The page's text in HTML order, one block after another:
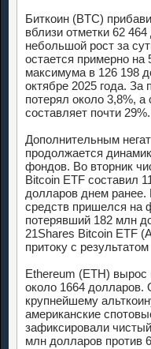
Биткоин (BTC)
вблизи отметки 62
небольшой рост за
остается примерно на
максимума в 126 198
октябре 2025 года.
потерял около 3,8%,
составляет почти 29%.
Дополнительным
продолжается
фондов. Во вторник
Bitcoin ETF составил
долларов днем
средств пришелся на
потерявший 182 млн
21Shares Bitcoin ETF
притоку с
Ethereum (ETH) вырос
около 1664 долларов.
крупнейшему
американские
зафиксировали
млн долларов против